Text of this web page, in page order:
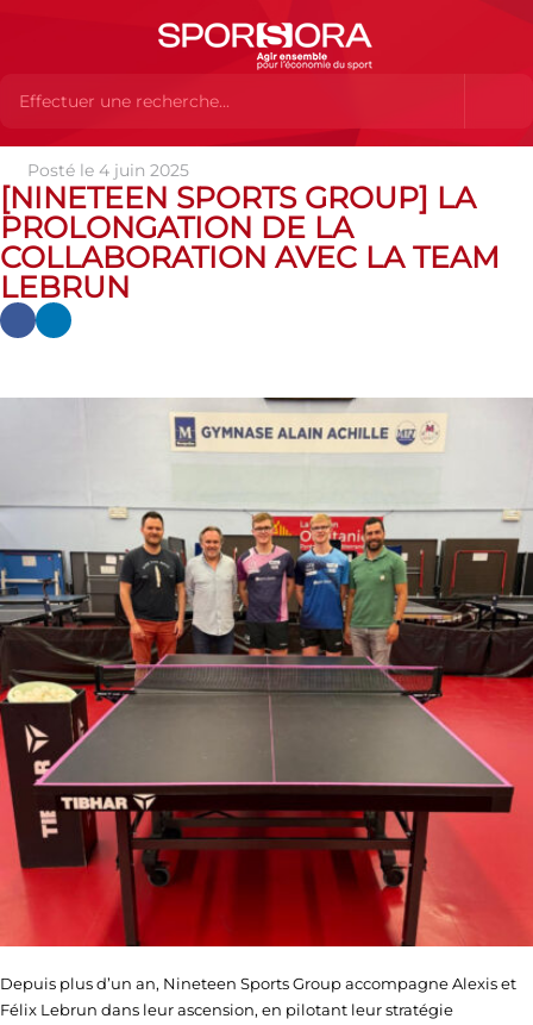
Actualités Actualités
[Nineteen Sports Group] La prolongation de la collaboration avec la
Team Lebrun
Posté le 4 juin 2025
[NINETEEN SPORTS GROUP] LA
PROLONGATION DE LA
COLLABORATION AVEC LA TEAM
LEBRUN
Depuis plus d’un an, Nineteen Sports Group accompagne Alexis et
Félix Lebrun dans leur ascension, en pilotant leur stratégie